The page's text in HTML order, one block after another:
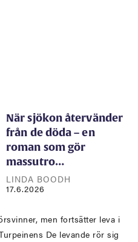
När sjökon återvänder
från de döda – en
roman som gör
massutro…
LINDA BOODH
17.6.2026
men fortsätter leva i
De levande rör sig